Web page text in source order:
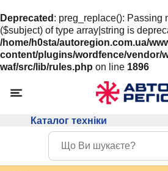
Deprecated : preg_replace(): Passing
($subject) of type array|string is
/home/h0sta/autoregion.com.ua/
content/plugins/wordfence/vendor/
waf/src/lib/rules.php on line 1896
Каталог техніки